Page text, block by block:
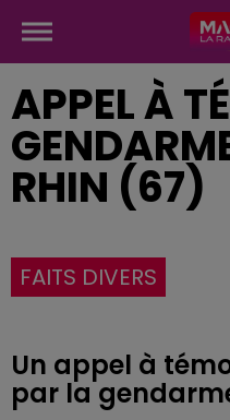
APPEL À
RHIN (67)
FAITS DIVERS
Un appel à
par la